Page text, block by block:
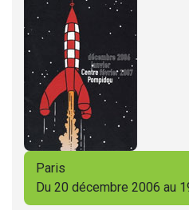
Paris
Du 20 décembre 2006 au